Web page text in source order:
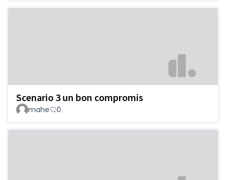
Scenario 3 un bon compromis
mahe 0